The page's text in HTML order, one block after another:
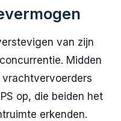
van zijn
Midden
op, die beiden het
erkenden.